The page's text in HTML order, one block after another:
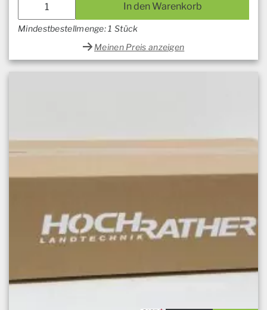
In den Warenkorb
Mindestbestellmenge: 1 Stück
Meinen Preis anzeigen